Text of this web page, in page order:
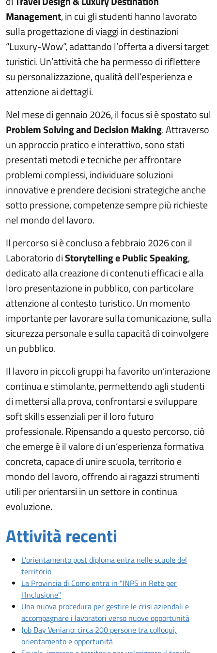
Management, in cui gli studenti hanno lavorato
sulla progettazione di viaggi in destinazioni
“Luxury-Wow”, adattando l’offerta a diversi target
turistici. Un’attività che ha permesso di riflettere
su personalizzazione, qualità dell’esperienza e
attenzione ai dettagli.
Nel mese di gennaio 2026, il focus si è spostato sul
Problem Solving and Decision Making. Attraverso
un approccio pratico e interattivo, sono stati
presentati metodi e tecniche per affrontare
problemi complessi, individuare soluzioni
innovative e prendere decisioni strategiche anche
sotto pressione, competenze sempre più richieste
nel mondo del lavoro.
Il percorso si è concluso a febbraio 2026 con il
Laboratorio diStorytelling e Public Speaking,
dedicato alla creazione di contenuti efficaci e alla
loro presentazione in pubblico, con particolare
attenzione al contesto turistico. Un momento
importante per lavorare sulla comunicazione, sulla
sicurezza personale e sulla capacità di coinvolgere
un pubblico.
Il lavoro in piccoli gruppi ha favorito un’interazione
continua e stimolante, permettendo agli studenti
di mettersi alla prova, confrontarsi e sviluppare
soft skills essenziali per il loro futuro
professionale. Ripensando a questo percorso, ciò
che emerge è il valore di un’esperienza formativa
concreta, capace di unire scuola, territorio e
mondo del lavoro, offrendo ai ragazzi strumenti
utili per orientarsi in un settore in continua
evoluzione.
Attività recenti
Articoli recenti
L’orientamento post diploma entra nelle scuole del
territorioApri articolo: L’orientamento post diploma entra
La Provincia di Como entra in "INPS in Rete per
l'Inclusione"
Una nuova procedura per gestire le crisi aziendali e
accompagnare i lavoratori verso nuove opportunitàApri
Job Day Veniano: circa 200 persone tra colloqui,
orientamento e opportunitàApri articolo: Job Day